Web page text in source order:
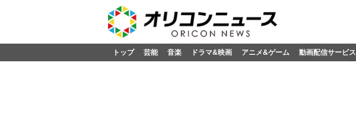
トップ 芸能 音楽 ドラマ&映画 アニメ&ゲーム 動画配信サービス